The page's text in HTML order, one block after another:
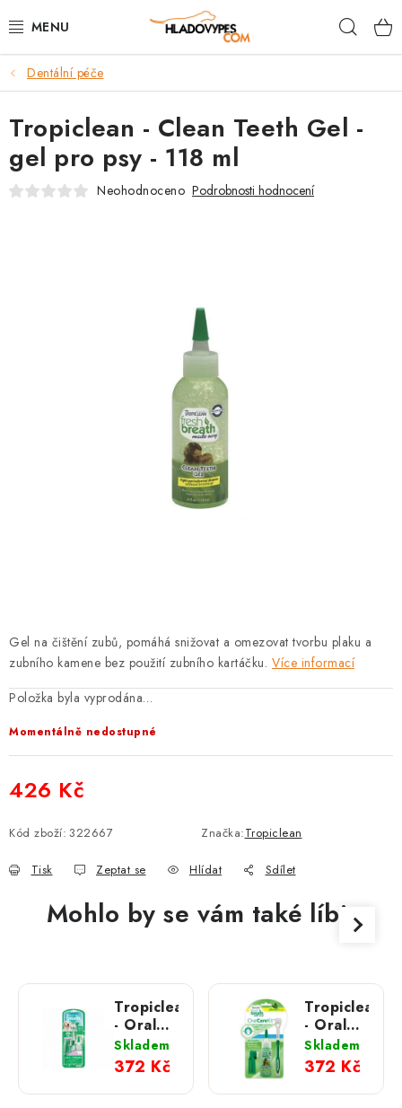
na
POTŘEBY PRO PSY
TAMI PŘEPRAVNÍ BOXY
SPORT SE PSEM
Podmínky ochrany osobních údajů
FAQ
Dentální péče
Gel na čištění zubů, pomáhá snižovat a omezovat tvorbu plaku a
zubního kamene bez použití zubního kartáčku. Více informací
Položka byla vyprodána…
Momentálně nedostupné
426 Kč
Kód zboží: 322667 Značka:Tropiclean
Tisk Zeptat se Hlídat Sdílet
Tropiclean - Clean Teeth Gel -
gel pro psy - 118 ml
Neohodnoceno Podrobnosti hodnocení
Mohlo by se vám také líbit
Tropiclean
- Oral
Kit - gel
s
kartáčky
- pro
Skladem
372 Kč
Tropiclean
- Oral
Kit S -
gel s
kartáčky
- pro
Skladem
372 Kč